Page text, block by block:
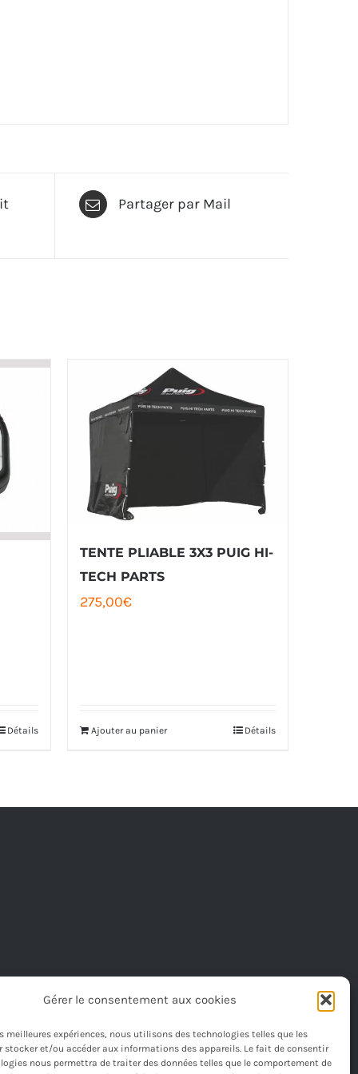
Gérer le consentement aux cookies
meilleures expériences, nous utilisons des technologies telles que les
stocker et/ou accéder aux informations des appareils. Le fait de consentir
nous permettra de traiter des données telles que le comportement de
Partager par Mail
Détails
TENTE PLIABLE 3X3 PUIG HI-
TECH PARTS
275,00€
Ajouter au panier Détails